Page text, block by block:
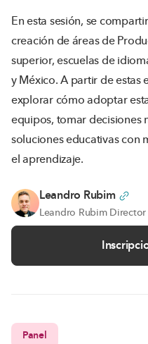
En esta sesión, se
creación de áreas de
superior, escuelas de
y México. A partir de estas
explorar cómo adoptar
equipos, tomar decisiones
soluciones educativas con
el aprendizaje.
Leandro Rubim
Leandro Rubim
Panel